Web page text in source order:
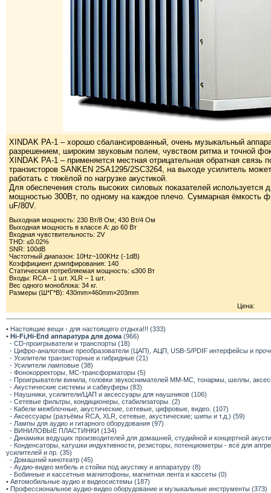
XINDAK PA-1 – хорошо сбалансированный, очень музыкальный
разрешением, широким звуковым полем, чувством ритма и точной
XINDAK PA-1 – применяется местная отрицательная обратная связь
транзисторов SANKEN 2SA1295/2SC3264, на выходе усилитель
работать с тяжёлой по нагрузке акустикой.
Для обеспечения столь высоких силовых показателей
мощностью 300Вт, по одному на каждое плечо. Суммарная ёмкость
uF/80V.
Выходная мощность: 230 Вт/8 Ом; 430 Вт/4 Ом
Выходная мощность в классе А: до 60 Вт
Входная чувствительность: 2V
THD: ≤0.02%
SNR: 100dB
Частотный диапазон: 10Hz~100KHz (-1dB)
Коэффициент дэмпфирования: 140
Статическая потребляемая мощность: ≤300 Вт
Входы: RCA – 1 шт. XLR – 1 шт.
Вес одного моноблока: 34 кг.
Размеры (Ш*Г*В): 430mm×460mm×203mm
Цена:
• Настоящие вещи - для настоящего отдыха!!! (333)
• Hi-Fi,Hi-End аппаратура для дома (966)
- CD-проигрыватели и транспорты (18)
- Цифро-аналоговые преобразователи (ЦАП), АЦП, USB-S/PDIF интерфейсы и
- Усилители транзисторные и гибридные (21)
- Усилители ламповые (38)
- Фонокорректоры, МС-трансформаторы (5)
- Проигрыватели винила, головки звукоснимателей ММ-МС, тонармы, шеллы,
- Акустические системы и сабвуферы (83)
- Наушники, усилители/ЦАП и аксессуары для наушников (106)
- Сетевые фильтры, кондиционеры, стабилизаторы. (2)
- Кабели межблочные, акустические, сетевые, цифровые, видео. (107)
- Аксессуары (разъёмы RCA, XLR, сетевые, акустические; шипы и т.д.) (59)
- Лампы для аудио и гитарного оборудования (97)
- ВИНИЛОВЫЕ ПЛАСТИНКИ (134)
- Динамики ведущих производителей для домашней, студийной и концертной
- Конденсаторы, катушки индуктивности, резисторы, потенциометры - всё для
усилителей и пр. (35)
- Домашний кинотеатр (45)
- Аудио-видео мебель и стойки под акустику и аппаратуру (8)
- Бобинные и кассетные магнитофоны, магнитная лента и кассеты (0)
• Автомобильные аудио и видеосистемы (187)
• Профессиональное аудио-видео оборудование и музыкальные инструменты (373)